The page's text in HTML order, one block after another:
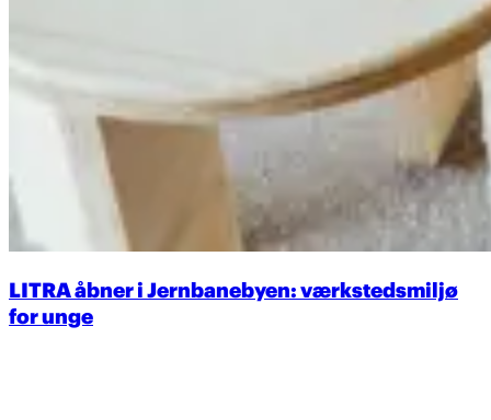
LITRA åbner i Jernbanebyen: værkstedsmiljø
for unge